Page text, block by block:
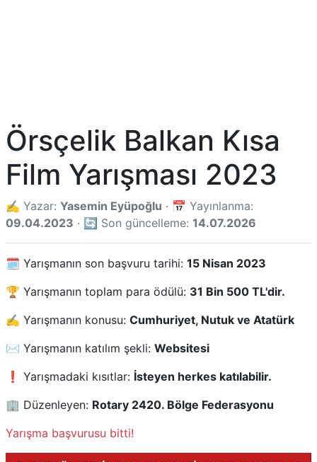
Örsçelik Balkan Kısa
Film Yarışması 2023
✍️ Yazar: Yasemin Eyüpoğlu · 📅 Yayınlanma:
09.04.2023 · 🔄 Son güncelleme: 14.07.2026
🗓️ Yarışmanın son başvuru tarihi: 15 Nisan 2023
🏆 Yarışmanın toplam para ödülü: 31 Bin 500 TL'dir.
✍️ Yarışmanın konusu: Cumhuriyet, Nutuk ve Atatürk
✉️ Yarışmanın katılım şekli: Websitesi
❗ Yarışmadaki kısıtlar: İsteyen herkes katılabilir.
🏢 Düzenleyen: Rotary 2420. Bölge Federasyonu
Yarışma başvurusu bitti!